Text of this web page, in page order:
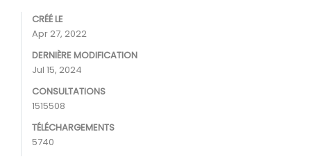
CRÉÉ LE
Apr 27, 2022
DERNIÈRE MODIFICATION
Jul 15, 2024
CONSULTATIONS
1515508
TÉLÉCHARGEMENTS
5740